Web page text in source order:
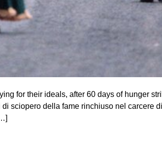
for their ideals, after 60 days of hunger
sciopero della fame rinchiuso nel carcere